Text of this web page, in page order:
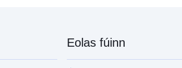
Eolas fúinn